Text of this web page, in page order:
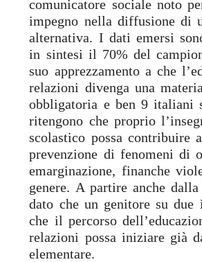
comunicatore sociale noto
impegno nella diffusione di
alternativa. I dati emersi
in sintesi il 70% del
suo apprezzamento a che
relazioni divenga una
obbligatoria e ben 9 italiani
ritengono che proprio
scolastico possa contribuire
prevenzione di fenomeni di
emarginazione, finanche
genere. A partire anche dalla
dato che un genitore su due
che il percorso
relazioni possa iniziare già
elementare.